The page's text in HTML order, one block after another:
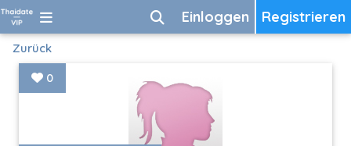
Registrieren
Einloggen
Zurück
0